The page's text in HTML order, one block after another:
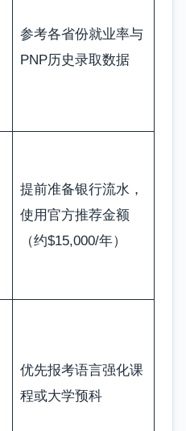
参考各省份就业率与
PNP历史录取数据
提前准备银行流水，
使用官方推荐金额
（约$15,000/年）
优先报考语言强化课
程或大学预科